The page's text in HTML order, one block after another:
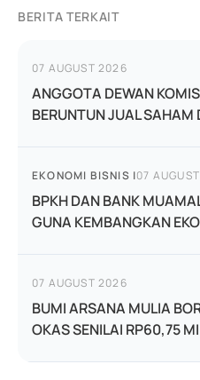
BERITA TERKAIT
07 AUGUST 2026
ANGGOTA DEWAN
BERUNTUN JUAL SAHAM
EKONOMI BISNIS |07
BPKH DAN BANK
GUNA KEMBANGKAN
07 AUGUST 2026
BUMI ARSANA MULIA
OKAS SENILAI RP60,75